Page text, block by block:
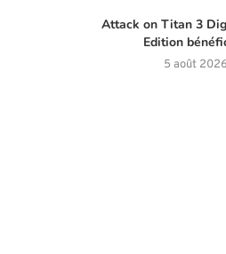
Attack on Titan 3
Edition
5 août 2026